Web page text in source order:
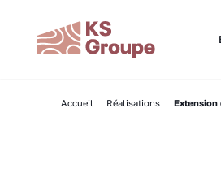
Accueil Réalisations Extension